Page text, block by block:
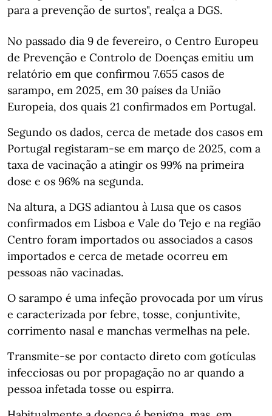
para a prevenção de surtos", realça a DGS.
No passado dia 9 de fevereiro, o Centro Europeu
de Prevenção e Controlo de Doenças emitiu um
relatório em que confirmou 7.655 casos de
sarampo, em 2025, em 30 países da União
Europeia, dos quais 21 confirmados em Portugal.
Segundo os dados, cerca de metade dos casos em
Portugal registaram-se em março de 2025, com a
taxa de vacinação a atingir os 99% na primeira
dose e os 96% na segunda.
Na altura, a DGS adiantou à Lusa que os casos
confirmados em Lisboa e Vale do Tejo e na região
Centro foram importados ou associados a casos
importados e cerca de metade ocorreu em
pessoas não vacinadas.
O sarampo é uma infeção provocada por um vírus
e caracterizada por febre, tosse, conjuntivite,
corrimento nasal e manchas vermelhas na pele.
Transmite-se por contacto direto com gotículas
infecciosas ou por propagação no ar quando a
pessoa infetada tosse ou espirra.